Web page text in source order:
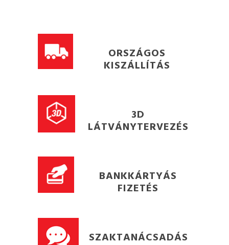
ORSZÁGOS
KISZÁLLÍTÁS
3D
LÁTVÁNYTERVEZÉS
BANKKÁRTYÁS
FIZETÉS
SZAKTANÁCSADÁS